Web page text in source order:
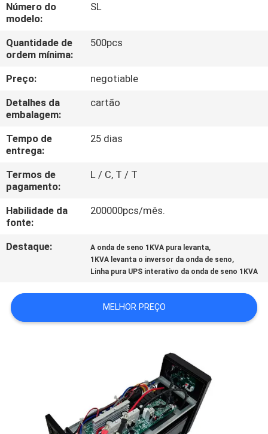
VISITA
À
FÁBRICA
CONTROLE
DE
QUALIDADE
CONTACTE-
NOTÍCIAS
SOLICITE UM
ORÇAMENTO
POLÍTICA
Número do
modelo:
SL
Quantidade de
ordem mínima:
500pcs
Preço:
negotiable
Detalhes da
embalagem:
cartão
Tempo de
entrega:
25 dias
Termos de
pagamento:
L / C, T / T
Habilidade da
fonte:
200000pcs/mês.
Destaque: A onda de seno 1KVA pura levanta,
1KVA levanta o inversor da onda de seno,
Linha pura UPS interativo da onda de seno 1KVA
MELHOR PREÇO